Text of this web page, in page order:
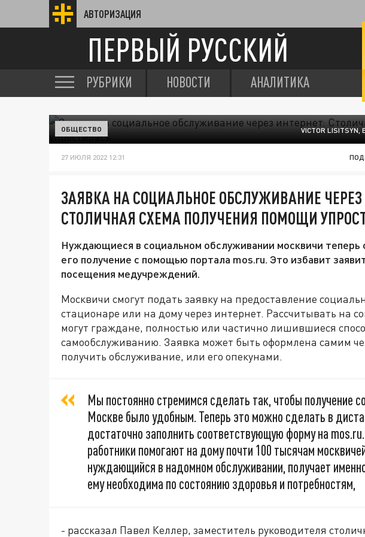
АВТОРИЗАЦИЯ
ПЕРВЫЙ РУССКИЙ
РУБРИКИ НОВОСТИ АНАЛИТИКА
VICTOR
ОБЩЕСТВО
27 ИЮЛЯ 2022 12:31
ЗАЯВКА НА СОЦИАЛЬНОЕ ОБСЛУЖИВАНИЕ ЧЕРЕЗ
СТОЛИЧНАЯ СХЕМА ПОЛУЧЕНИЯ ПОМОЩИ
Нуждающиеся в социальном обслуживании москвичи теперь
его получение с помощью портала mos.ru. Это избавит
посещения медучреждений.
Москвичи смогут подать заявку на предоставление
стационаре или на дому через интернет. Рассчитывать на
могут граждане, полностью или частично лишившиеся
самообслуживанию. Заявка может быть оформлена самим
получить обслуживание, или его опекунами.
Мы постоянно стремимся сделать так, чтобы получение
Москве было удобным. Теперь это можно сделать в
достаточно заполнить соответствующую форму на
работники помогают на дому почти 100 тысячам
нуждающийся в надомном обслуживании, получает
ему необходима по состоянию здоровья и потребностям,
- рассказал Павел Келлер, заместитель руководителя